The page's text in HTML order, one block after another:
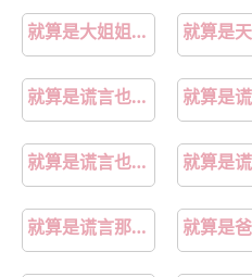
就算是大姐姐也要唱歌
就算是谎言也没关系漫画全集
就算是谎言也说吧音译
就算是谎言那也是善意